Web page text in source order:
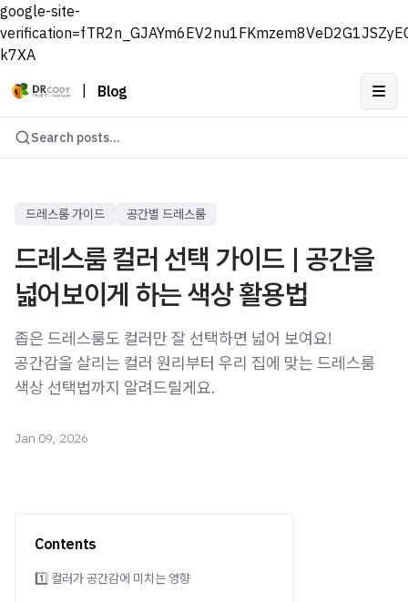
google-site-
k7XA
Blog
Search posts...
드레스룸 가이드 공간별 드레스룸
드레스룸 컬러 선택 가이드 | 공간을
넓어보이게 하는 색상 활용법
좁은 드레스룸도 컬러만 잘 선택하면 넓어 보여요!
공간감을 살리는 컬러 원리부터 우리 집에 맞는 드레스룸
색상 선택법까지 알려드릴게요.
Jan 09, 2026
Contents
1️⃣ 컬러가 공간감에 미치는 영향